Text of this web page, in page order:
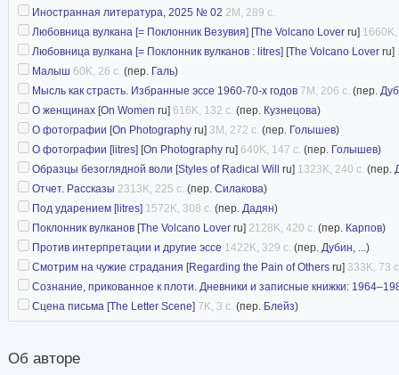
Иностранная литература, 2025 № 02 2M, 289 с.
Любовница вулкана [= Поклонник Везувия] [The Volcano Lover ru]
Любовница вулкана [= Поклонник вулканов : litres] [The Volcano Lover ru]
Малыш 60K, 26 с. (пер. Галь)
Мысль как страсть. Избранные эссе 1960-70-х годов 7M, 206 с. (пер.
О женщинах [On Women ru] 616K, 132 с. (пер. Кузнецова)
О фотографии [On Photography ru] 3M, 272 с. (пер. Голышев)
О фотографии [litres] [On Photography ru] 640K, 147 с. (пер. Голышев)
Образцы безоглядной воли [Styles of Radical Will ru] 1323K, 240 с. (пер.
Отчет. Рассказы 2313K, 225 с. (пер. Силакова)
Под ударением [litres] 1572K, 308 с. (пер. Дадян)
Поклонник вулканов [The Volcano Lover ru] 2128K, 420 с. (пер. Карпов)
Против интерпретации и другие эссе 1422K, 329 с. (пер. Дубин, ...)
Смотрим на чужие страдания [Regarding the Pain of Others ru] 333K, 73
Сознание, прикованное к плоти. Дневники и записные книжки:
Сцена письма [The Letter Scene] 7K, 3 с. (пер. Блейз)
Об авторе